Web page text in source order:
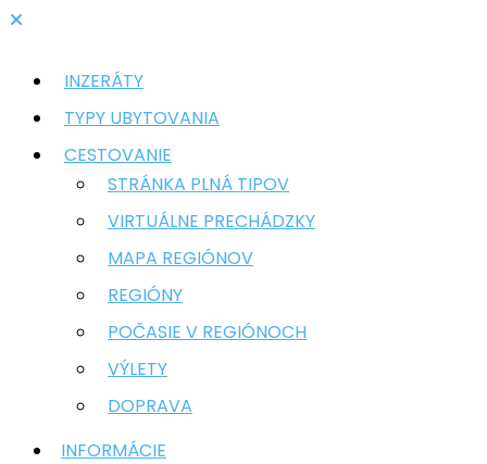
INZERÁTY
TYPY UBYTOVANIA
CESTOVANIE
STRÁNKA PLNÁ TIPOV
VIRTUÁLNE PRECHÁDZKY
MAPA REGIÓNOV
REGIÓNY
POČASIE V REGIÓNOCH
VÝLETY
DOPRAVA
INFORMÁCIE